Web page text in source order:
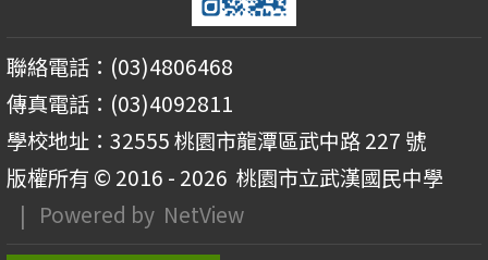
聯絡電話：(03)4806468
傳真電話：(03)4092811
學校地址：32555 桃園市龍潭區武中路 227 號
版權所有 © 2016 - 2026 桃園市立武漢國民中學
| Powered by NetView